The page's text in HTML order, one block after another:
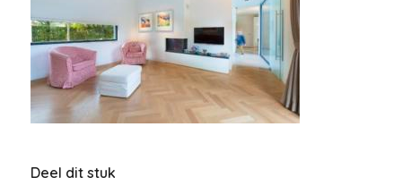
Deel dit stuk